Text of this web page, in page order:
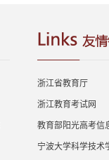
浙江省教育厅
浙江教育考试网
教育部阳光高考信
宁波大学科学技术